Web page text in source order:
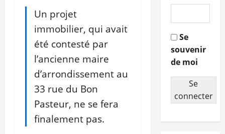
Un projet
immobilier, qui avait
été contesté par
l’ancienne maire
d’arrondissement au
33 rue du Bon
Pasteur, ne se fera
finalement pas.
Se
souvenir
de moi
Se
connecter